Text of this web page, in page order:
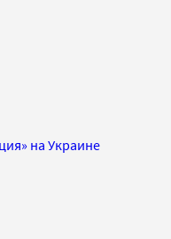
на Украине